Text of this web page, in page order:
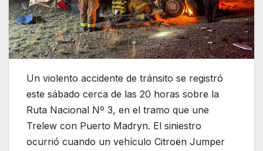
Un violento accidente de tránsito se registró
este sábado cerca de las 20 horas sobre la
Ruta Nacional Nº 3, en el tramo que une
Trelew con Puerto Madryn. El siniestro
ocurrió cuando un vehículo Citroën Jumper